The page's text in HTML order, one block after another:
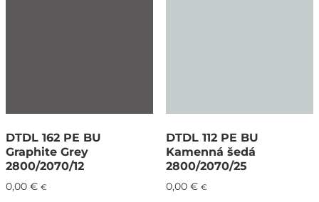
DTDL 162 PE BU
Graphite Grey
2800/2070/12
0,00 € €
DTDL 112 PE BU
Kamenná šedá
2800/2070/25
0,00 € €